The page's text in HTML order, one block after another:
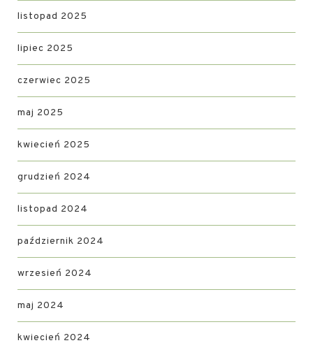
listopad 2025
lipiec 2025
czerwiec 2025
maj 2025
kwiecień 2025
grudzień 2024
listopad 2024
październik 2024
wrzesień 2024
maj 2024
kwiecień 2024